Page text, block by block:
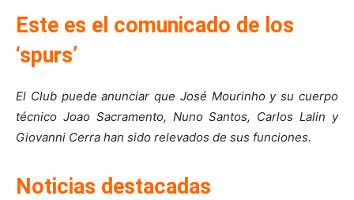
Este es el comunicado de los
‘spurs’
El Club puede anunciar que José Mourinho y su cuerpo
técnico Joao Sacramento, Nuno Santos, Carlos Lalin y
Giovanni Cerra han sido relevados de sus funciones.
Noticias destacadas